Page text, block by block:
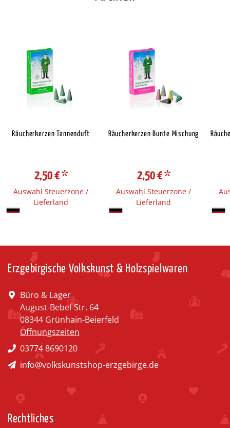
Räucherkerzen Tannenduft
2,50 €*
Auswahl Steuerzone /
Lieferland
Räucherkerzen Bunte Mischung
2,50 €*
Auswahl Steuerzone /
Lieferland
Erzgebirgische Volkskunst & Holzspielwaren
Büro & Lager
August-Bebel-Str. 64
08344 Grünhain-Beierfeld
Öffnungszeiten
03774 8690120
info@volkskunstshop-erzgebirge.de
Rechtliches